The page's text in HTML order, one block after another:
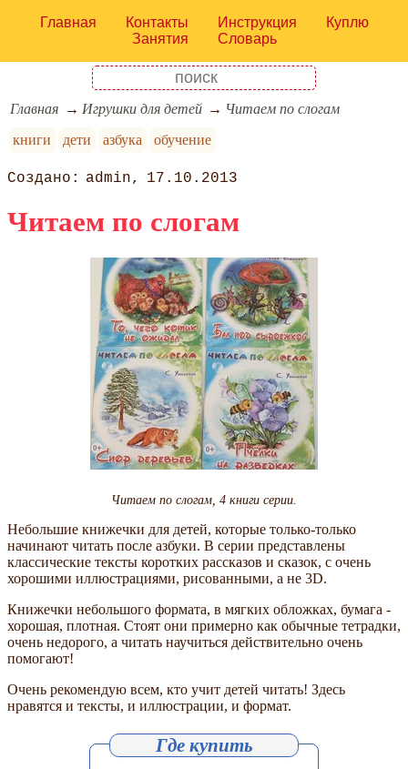
Главная Контакты Инструкция
Куплю
Занятия
Словарь
Главная Игрушки для детей
Читаем по слогам
книги
дети азбука обучение
admin 17.10.2013
Читаем по слогам
Читаем по слогам, 4 книги серии.
Небольшие книжечки для детей, которые только-только
начинают читать после азбуки. В серии представлены
классические тексты коротких рассказов и сказок, с очень
хорошими иллюстрациями, рисованными, а не 3D.
Книжечки небольшого формата, в мягких обложках, бумага -
хорошая, плотная. Стоят они примерно как обычные тетрадки,
очень недорого, а читать научиться действительно очень
помогают!
Очень рекомендую всем, кто учит детей читать! Здесь
нравятся и тексты, и иллюстрации, и формат.